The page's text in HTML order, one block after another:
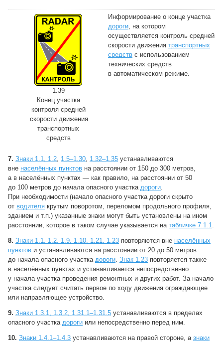
1.39
Конец участка
контроля средней
скорости движения
транспортных
средств
Информирование о конце участка
дороги, на котором
осуществляется контроль средней
скорости движения транспортных
средств с использованием
технических средств
в автоматическом режиме.
7. Знаки 1.1, 1.2, 1.5–1.30, 1.32–1.35 устанавливаются
вне населённых пунктов на расстоянии от 150 до 300 метров,
а в населённых пунктах — как правило, на расстоянии от 50
до 100 метров до начала опасного участка дороги.
При необходимости (начало опасного участка дороги скрыто
от водителя крутым поворотом, переломом продольного профиля,
зданием и т.п.) указанные знаки могут быть установлены на ином
расстоянии, которое в таком случае указывается на табличке 7.1.1.
8. Знаки 1.1, 1.2, 1.9, 1.10, 1.21, 1.23 повторяются вне населённых
пунктов и устанавливаются на расстоянии от 20 до 50 метров
до начала опасного участка дороги. Знак 1.23 повторяется также
в населённых пунктах и устанавливается непосредственно
у начала участка проведения ремонтных и других работ. За начало
участка следует считать первое по ходу движения ограждающее
или направляющее устройство.
9. Знаки 1.3.1, 1.3.2, 1.31.1–1.31.5 устанавливаются в пределах
опасного участка дороги или непосредственно перед ним.
10. Знаки 1.4.1–1.4.3 устанавливаются на правой стороне, а знаки